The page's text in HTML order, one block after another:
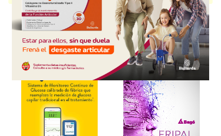
Explorar más
Otros productos confórm.para cólicos y constipación
Otros productos deNestle